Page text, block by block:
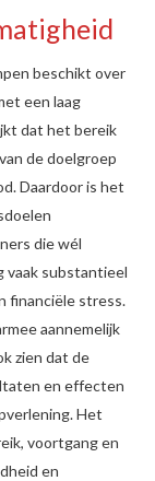
beschikt over
een laag
dat het bereik
de doelgroep
Daardoor is het
die wél
vaak substantieel
financiële stress.
aannemelijk
zien dat de
en effecten
Het
voortgang en
en